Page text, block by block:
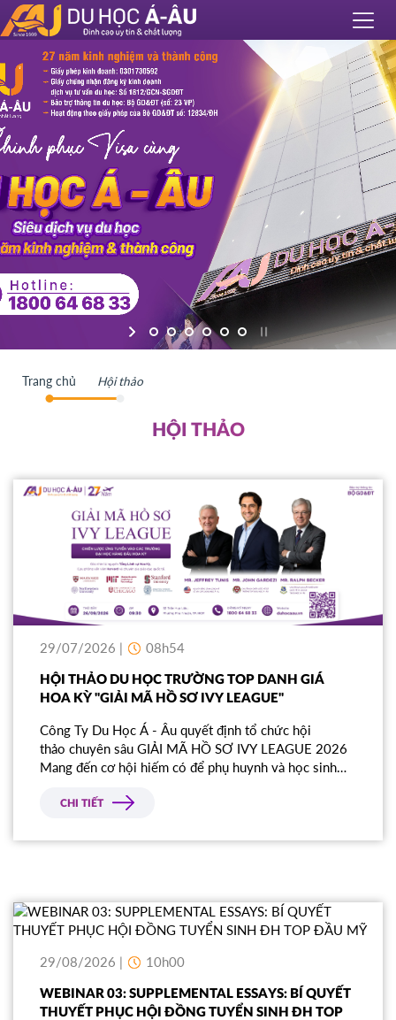
Trang chủ Hội thảo
HỘI THẢO
29/07/2026 | 08h54
HỘI THẢO DU HỌC TRƯỜNG TOP DANH GIÁ
HOA KỲ ''GIẢI MÃ HỒ SƠ IVY LEAGUE''
Công Ty Du Học Á - Âu quyết định tổ chức hội
thảo chuyên sâu GIẢI MÃ HỒ SƠ IVY LEAGUE 2026
Mang đến cơ hội hiếm có để phụ huynh và học sinh
cấp cao của Du học Á – Âu
CHI TIẾT
29/08/2026 | 10h00
WEBINAR 03: SUPPLEMENTAL ESSAYS: BÍ QUYẾT
THUYẾT PHỤC HỘI ĐỒNG TUYỂN SINH ĐH TOP